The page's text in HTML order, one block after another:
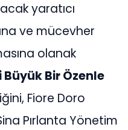
yaratıcı
ve mücevher
olanak
Büyük Bir Özenle
Fiore Doro
Pırlanta Yönetim